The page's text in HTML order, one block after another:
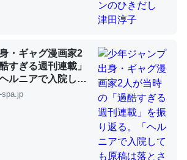
ム少ないのか。知らんかった。調べたら
ウム分はエビの600分の1程度。
表】昆虫学の大問題＝「昆虫はなぜ海にいな
・ギャグ漫画家2
すぎる週刊連載」
ルニアで入院して
い」ストイックな
spa.jp